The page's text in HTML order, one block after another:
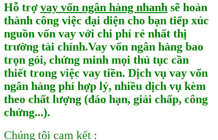
Hỗ trợ vay vốn ngân hàng nhanh sẽ hoàn
thành công việc đại diện cho bạn tiếp xúc
nguồn vốn vay với chi phí rẻ nhất thị
trường tài chính.Vay vốn ngân hàng bao
trọn gói, chứng minh mọi thủ tục cần
thiết trong việc vay tiền. Dịch vụ vay vốn
ngân hàng phí hợp lý, nhiều dịch vụ kèm
theo chất lượng (đáo hạn, giải chấp, công
chứng...).
Chúng tôi cam kết :